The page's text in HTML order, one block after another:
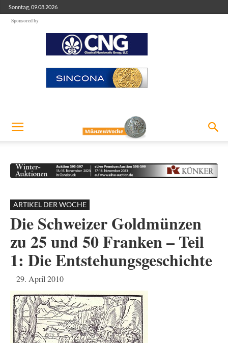
Sonntag, 09.08.2026
Sponsored by
ARTIKEL DER WOCHE
Die Schweizer Goldmünzen
zu 25 und 50 Franken – Teil
1: Die Entstehungsgeschichte
29. April 2010